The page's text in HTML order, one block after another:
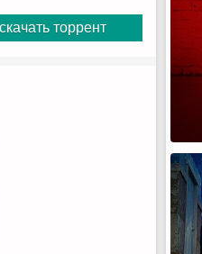
скачать торрент